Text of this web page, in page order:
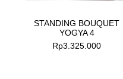
STANDING BOUQUET
YOGYA 4
Rp3.325.000